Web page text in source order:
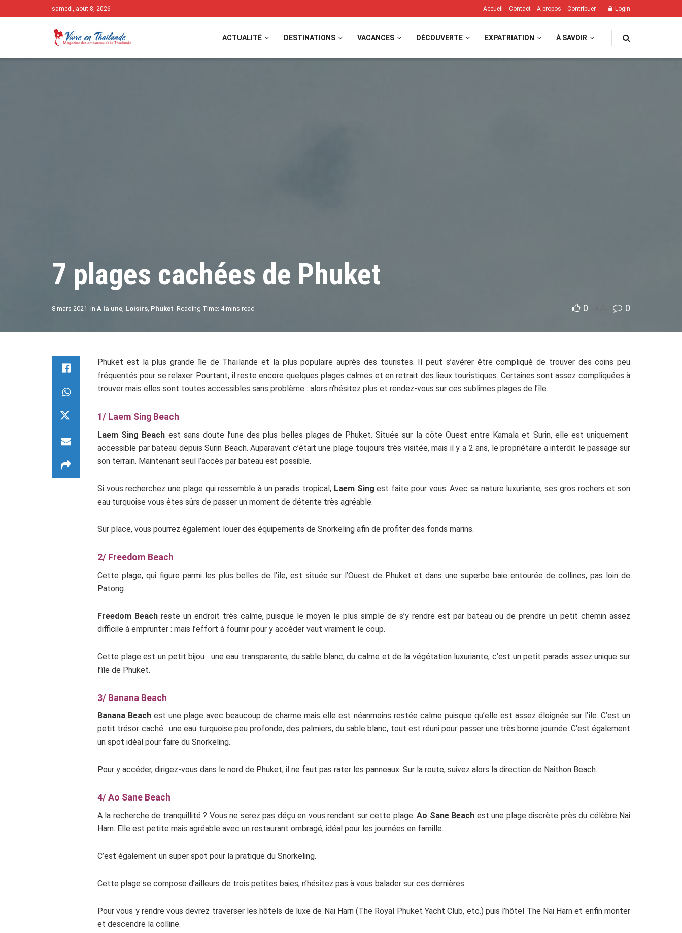
samedi, août 8, 2026 Accueil Contact A propos Contribuer Login
ACTUALITÉ DESTINATIONS VACANCES DÉCOUVERTE EXPATRIATION À SAVOIR
7 plages cachées de Phuket
8 mars 2021 in A la une, Loisirs, Phuket Reading Time: 4 mins read 0 0
Phuket est la plus grande île de Thaïlande et la plus populaire auprès des touristes. Il peut s’avérer être compliqué de trouver des coins peu
fréquentés pour se relaxer. Pourtant, il reste encore quelques plages calmes et en retrait des lieux touristiques. Certaines sont assez compliquées à
trouver mais elles sont toutes accessibles sans problème : alors n’hésitez plus et rendez-vous sur ces sublimes plages de l’île.
1/ Laem Sing Beach
Laem Sing Beach est sans doute l’une des plus belles plages de Phuket. Située sur la côte Ouest entre Kamala et Surin, elle est uniquement
accessible par bateau depuis Surin Beach.Auparavant c’était une plage toujours très visitée, mais il y a 2 ans, le propriétaire a interdit le passage sur
son terrain. Maintenant seul l’accès par bateau est possible.
Si vous recherchez une plage qui ressemble à un paradis tropical, Laem Sing est faite pour vous. Avec sa nature luxuriante, ses gros rochers et son
eau turquoise vous êtes sûrs de passer un moment de détente très agréable.
Sur place, vous pourrez également louer des équipements de Snorkeling afin de profiter des fonds marins.
2/ Freedom Beach
Cette plage, qui figure parmi les plus belles de l’île, est située sur l’Ouest de Phuket et dans une superbe baie entourée de collines, pas loin de
Patong.
Freedom Beachreste un endroit très calme, puisque le moyen le plus simple de s’y rendre est par bateau ou de prendre un petit chemin assez
difficile à emprunter : mais l’effort à fournir pour y accéder vaut vraiment le coup.
Cette plage est un petit bijou : une eau transparente, du sable blanc, du calme et de la végétation luxuriante, c’est un petit paradis assez unique sur
l’île de Phuket.
3/ Banana Beach
Banana Beach est une plage avec beaucoup de charme mais elle est néanmoins restée calme puisque qu’elle est assez éloignée sur l’île. C’est un
petit trésor caché : une eau turquoise peu profonde, des palmiers, du sable blanc, tout est réuni pour passer une très bonne journée. C’est également
un spot idéal pour faire du Snorkeling.
Pour y accéder, dirigez-vous dans le nord de Phuket, il ne faut pas rater les panneaux. Sur la route, suivez alors la direction de Naithon Beach.
4/ Ao Sane Beach
A la recherche de tranquillité ? Vous ne serez pas déçu en vous rendant sur cette plage.Ao Sane Beach est une plage discrète près du célèbre Nai
Harn. Elle est petite mais agréable avec un restaurant ombragé, idéal pour les journées en famille.
C’est également un super spot pour la pratique du Snorkeling.
Cette plage se compose d’ailleurs de trois petites baies, n’hésitez pas à vous balader sur ces dernières.
Pour vous y rendre vous devrez traverser les hôtels de luxe de Nai Harn (The Royal Phuket Yacht Club, etc.) puis l’hôtel The Nai Harn et enfin monter
et descendre la colline.